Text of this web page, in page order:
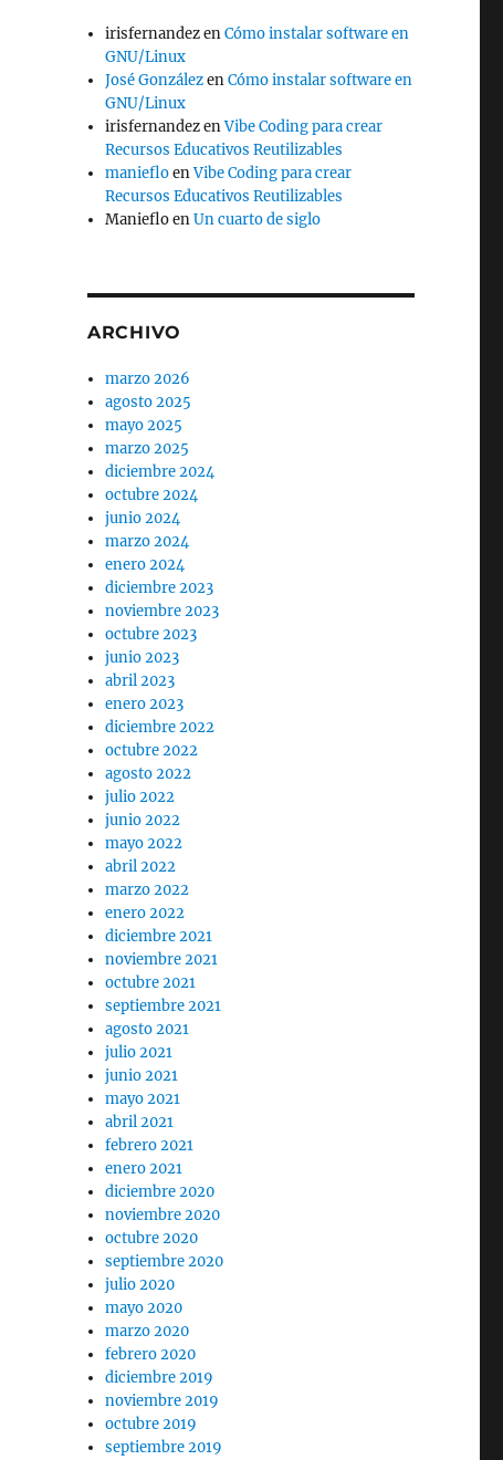
irisfernandezenCómo instalar software en
GNU/Linux
José GonzálezenCómo instalar software en
GNU/Linux
irisfernandezenVibe Coding para crear
Recursos Educativos Reutilizables
maniefloenVibe Coding para crear
Recursos Educativos Reutilizables
ManiefloenUn cuarto de siglo
ARCHIVO
marzo 2026
agosto 2025
mayo 2025
marzo 2025
diciembre 2024
octubre 2024
junio 2024
marzo 2024
enero 2024
diciembre 2023
noviembre 2023
octubre 2023
junio 2023
abril 2023
enero 2023
diciembre 2022
octubre 2022
agosto 2022
julio 2022
junio 2022
mayo 2022
abril 2022
marzo 2022
enero 2022
diciembre 2021
noviembre 2021
octubre 2021
septiembre 2021
agosto 2021
julio 2021
junio 2021
mayo 2021
abril 2021
febrero 2021
enero 2021
diciembre 2020
noviembre 2020
octubre 2020
septiembre 2020
julio 2020
mayo 2020
marzo 2020
febrero 2020
diciembre 2019
noviembre 2019
octubre 2019
septiembre 2019